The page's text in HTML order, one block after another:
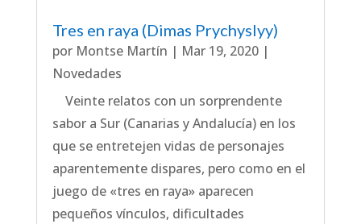
Tres en raya (Dimas Prychyslyy)
por Montse Martín | Mar 19, 2020|
Novedades
Veinte relatos con un sorprendente
sabor a Sur (Canarias y Andalucía) en los
que se entretejen vidas de personajes
aparentemente dispares, pero como en el
juego de «tres en raya» aparecen
pequeños vínculos, dificultades